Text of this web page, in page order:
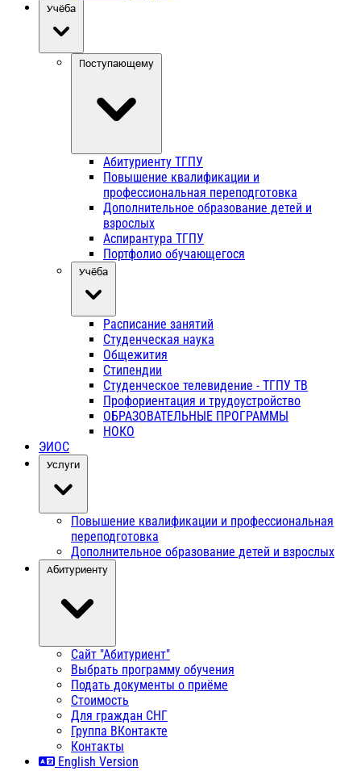
Учёба
Поступающему
Абитуриенту ТГПУ
Повышение квалификации и
профессиональная переподготовка
Дополнительное образование детей и
взрослых
Аспирантура ТГПУ
Портфолио обучающегося
Учёба
Расписание занятий
Студенческая наука
Общежития
Стипендии
Студенческое телевидение - ТГПУ ТВ
Профориентация и трудоустройство
ОБРАЗОВАТЕЛЬНЫЕ ПРОГРАММЫ
НОКО
ЭИОС
Услуги
Повышение квалификации и профессиональная
переподготовка
Дополнительное образование детей и взрослых
Абитуриенту
Сайт "Абитуриент"
Выбрать программу обучения
Подать документы о приёме
Стоимость
Для граждан СНГ
Группа ВКонтакте
Контакты
English Version